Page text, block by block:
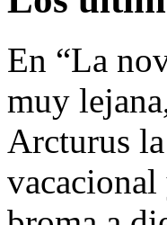
En “La
muy
Arcturus